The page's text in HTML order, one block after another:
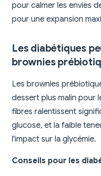
pour calmer les envies
pour une expansion
Les diabétiques
brownies
Les brownies
dessert plus malin pour
fibres ralentissent
glucose, et la faible
l'impact sur la glycémie.
Conseils pour les